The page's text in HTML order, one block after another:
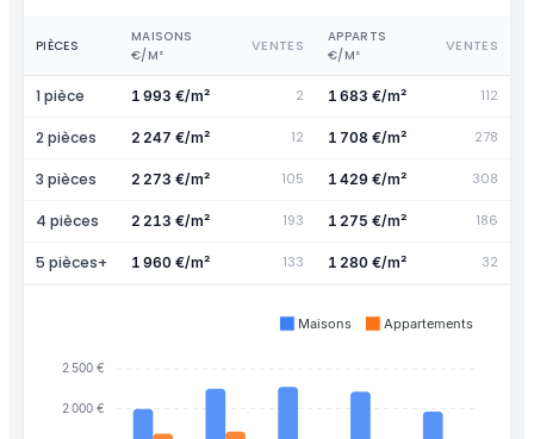
PIÈCES
MAISONS
€/M²
VENTES
APPARTS
€/M²
VENTES
1 pièce 1 993 €/m² 2 1 683 €/m² 112
2 pièces 2 247 €/m² 12 1 708 €/m² 278
3 pièces 2 273 €/m² 105 1 429 €/m² 308
4 pièces 2 213 €/m² 193 1 275 €/m² 186
5 pièces+ 1 960 €/m² 133 1 280 €/m² 32
2 500 €
2 000 €
Maisons Appartements